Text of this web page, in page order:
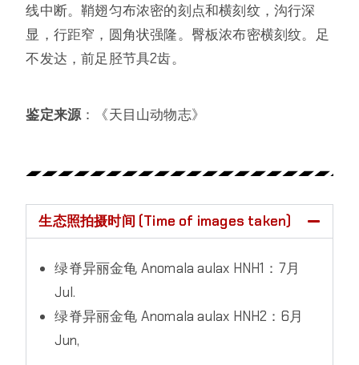
线中断。鞘翅匀布浓密的刻点和横刻纹，沟行深
显，行距窄，圆角状强隆。臀板浓布密横刻纹。足
不发达，前足胫节具2齿。
鉴定来源：《天目山动物志》
生态照拍摄时间 (Time of images taken)
绿脊异丽金龟 Anomala aulax HNH1：7月
Jul.
绿脊异丽金龟 Anomala aulax HNH2：6月
Jun,